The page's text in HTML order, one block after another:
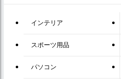
インテリア
スポーツ用品
パソコン